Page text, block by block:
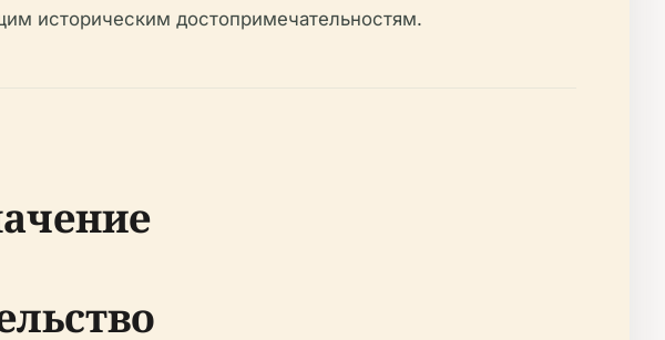
историческим достопримечательностям.